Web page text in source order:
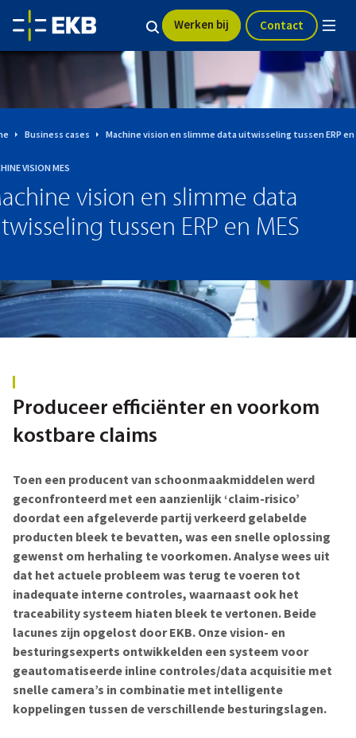
Werken bij Contact
Business cases Machine vision en slimme data uitwisseling tussen ERP en
VISIONMES
vision en slimme data
tussen ERP en MES
Produceer efficiënter en voorkom
kostbare claims
Toen een producent van schoonmaakmiddelen werd
geconfronteerd met een aanzienlijk ‘claim-risico’
doordat een afgeleverde partij verkeerd gelabelde
producten bleek te bevatten, was een snelle oplossing
gewenst om herhaling te voorkomen. Analyse wees uit
dat het actuele probleem was terug te voeren tot
inadequate interne controles, waarnaast ook het
traceability systeem hiaten bleek te vertonen. Beide
lacunes zijn opgelost door EKB. Onze vision- en
besturingsexperts ontwikkelden een systeem voor
geautomatiseerde inline controles/data acquisitie met
snelle camera’s in combinatie met intelligente
koppelingen tussen de verschillende besturingslagen.